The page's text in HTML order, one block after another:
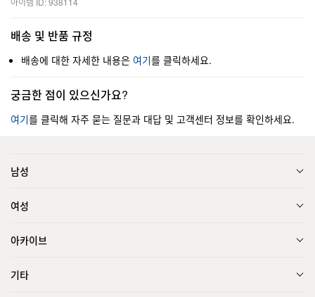
배송 및 반품 규정
배송에 대한 자세한 내용은 여기를 클릭하세요.
궁금한 점이 있으신가요?
여기를 클릭해 자주 묻는 질문과 대답 및 고객센터 정보를 확인하세요.
남성
여성
아카이브
기타